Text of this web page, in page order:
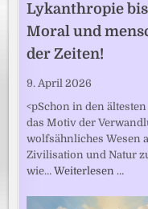
Lykanthropie
Moral und
der Zeiten!
9. April 2026
<pSchon in den
das Motiv der
wolfsähnliches Wesen
Zivilisation und Natur
wie…Weiterlesen …